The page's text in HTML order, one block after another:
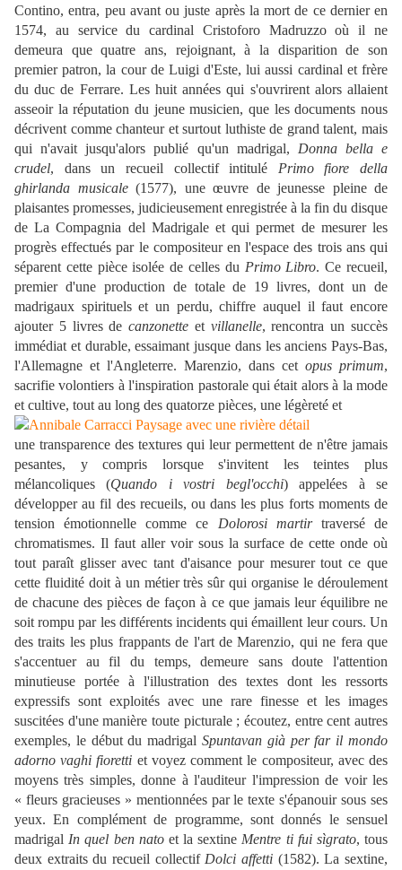
Contino, entra, peu avant ou juste après la mort de ce dernier en
1574, au service du cardinal Cristoforo Madruzzo où il ne
demeura que quatre ans, rejoignant, à la disparition de son
premier patron, la cour de Luigi d'Este, lui aussi cardinal et frère
du duc de Ferrare. Les huit années qui s'ouvrirent alors allaient
asseoir la réputation du jeune musicien, que les documents nous
décrivent comme chanteur et surtout luthiste de grand talent, mais
qui n'avait jusqu'alors publié qu'un madrigal, Donna bella e
crudel, dans un recueil collectif intitulé Primo fiore della
ghirlanda musicale(1577), une œuvre de jeunesse pleine de
plaisantes promesses, judicieusement enregistrée à la fin du disque
de La Compagnia del Madrigale et qui permet de mesurer les
progrès effectués par le compositeur en l'espace des trois ans qui
séparent cette pièce isolée de celles du Primo Libro. Ce recueil,
premier d'une production de totale de 19 livres, dont un de
madrigaux spirituels et un perdu, chiffre auquel il faut encore
ajouter 5 livres decanzonette et villanelle, rencontra un succès
immédiat et durable, essaimant jusque dans les anciens Pays-Bas,
l'Allemagne et l'Angleterre. Marenzio, dans cet opus primum,
sacrifie volontiers à l'inspiration pastorale qui était alors à la mode
et cultive, tout au long des quatorze pièces, une légèreté et
une transparence des textures qui leur permettent de n'être jamais
pesantes, y compris lorsque s'invitent les teintes plus
mélancoliques (Quando i vostri begl'occhi) appelées à se
développer au fil des recueils, ou dans les plus forts moments de
tension émotionnelle comme ce Dolorosi martirtraversé de
chromatismes. Il faut aller voir sous la surface de cette onde où
tout paraît glisser avec tant d'aisance pour mesurer tout ce que
cette fluidité doit à un métier très sûr qui organise le déroulement
de chacune des pièces de façon à ce que jamais leur équilibre ne
soit rompu par les différents incidents qui émaillent leur cours. Un
des traits les plus frappants de l'art de Marenzio, qui ne fera que
s'accentuer au fil du temps, demeure sans doute l'attention
minutieuse portée à l'illustration des textes dont les ressorts
expressifs sont exploités avec une rare finesse et les images
suscitées d'une manière toute picturale ; écoutez, entre cent autres
exemples, le début du madrigal Spuntavan già per far il mondo
adorno vaghi fioretti et voyez comment le compositeur, avec des
moyens très simples, donne à l'auditeur l'impression de voir les
« fleurs gracieuses » mentionnées par le texte s'épanouir sous ses
yeux. En complément de programme, sont donnés le sensuel
madrigal In quel ben natoet la sextine Mentre ti fui sìgrato, tous
deux extraits du recueil collectif Dolci affetti (1582). La sextine,